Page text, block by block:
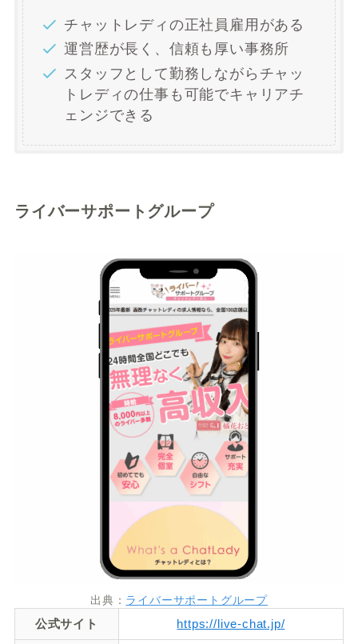
チャットレディの正社員雇用がある
運営歴が長く、信頼も厚い事務所
スタッフとして勤務しながらチャッ
トレディの仕事も可能でキャリアチ
ェンジできる
ライバーサポートグループ
出典： ライバーサポートグループ
公式サイト https://live-chat.jp/